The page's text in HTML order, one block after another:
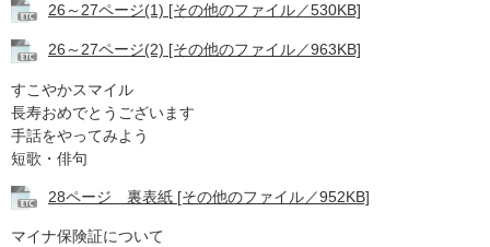
26～27ページ(1) [その他のファイル／530KB]
26～27ページ(2) [その他のファイル／963KB]
すこやかスマイル
長寿おめでとうございます
手話をやってみよう
短歌・俳句
28ページ 裏表紙 [その他のファイル／952KB]
マイナ保険証について